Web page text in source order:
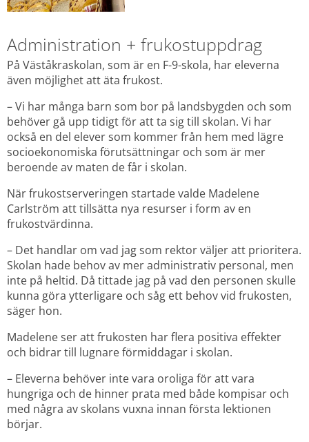
Administration + frukostuppdrag
På Väståkraskolan, som är en F-9-skola, har eleverna
även möjlighet att äta frukost.
– Vi har många barn som bor på landsbygden och som
behöver gå upp tidigt för att ta sig till skolan. Vi har
också en del elever som kommer från hem med lägre
socioekonomiska förutsättningar och som är mer
beroende av maten de får i skolan.
När frukostserveringen startade valde Madelene
Carlström att tillsätta nya resurser i form av en
frukostvärdinna.
– Det handlar om vad jag som rektor väljer att prioritera.
Skolan hade behov av mer administrativ personal, men
inte på heltid. Då tittade jag på vad den personen skulle
kunna göra ytterligare och såg ett behov vid frukosten,
säger hon.
Madelene ser att frukosten har flera positiva effekter
och bidrar till lugnare förmiddagar i skolan.
– Eleverna behöver inte vara oroliga för att vara
hungriga och de hinner prata med både kompisar och
med några av skolans vuxna innan första lektionen
börjar.